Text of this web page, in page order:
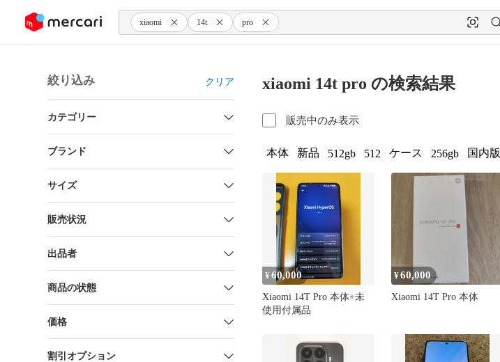
ツにスキップ xiaomi 14t pro
絞り込み クリア
カテゴリー
ブランド
サイズ
販売状況
出品者
商品の状態
価格
割引オプション
xiaomi 14t pro の検索結果
販売中のみ表示
本体 新品 512gb 512 ケース 256gb 国内版
¥60,000
Xiaomi 14T Pro 本体+未
使用付属品
¥60,000
Xiaomi 14T Pro 本体